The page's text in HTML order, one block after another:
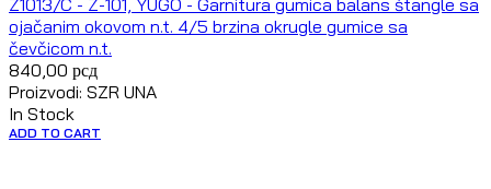
Z1013/C - Z-101, YUGO - Garnitura gumica balans štangle sa
ojačanim okovom n.t. 4/5 brzina okrugle gumice sa
čevčicom n.t.
840,00 рсд
Proizvodi: SZR UNA
In Stock
ADD TO CART